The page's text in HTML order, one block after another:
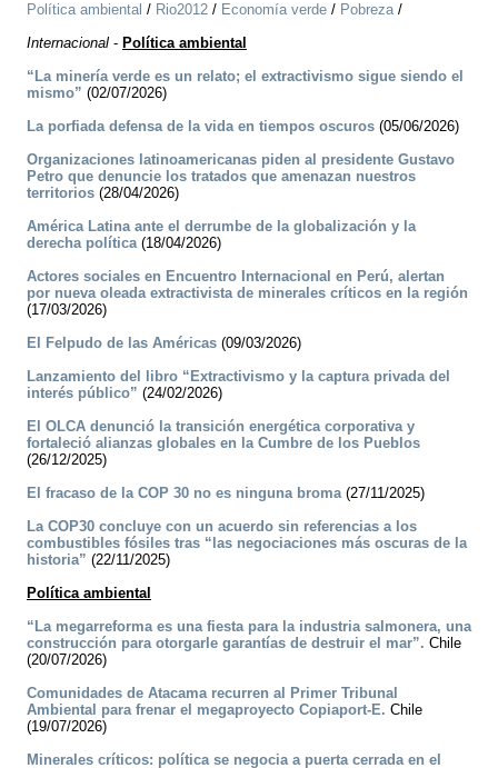
Política ambiental / Rio2012 / Economía verde / Pobreza/
Internacional - Política ambiental
“La minería verde es un relato; el extractivismo sigue siendo el
mismo” (02/07/2026)
La porfiada defensa de la vida en tiempos oscuros (05/06/2026)
Organizaciones latinoamericanas piden al presidente Gustavo
Petro que denuncie los tratados que amenazan nuestros
territorios (28/04/2026)
América Latina ante el derrumbe de la globalización y la
derecha política(18/04/2026)
Actores sociales en Encuentro Internacional en Perú, alertan
por nueva oleada extractivista de minerales críticos en la región
(17/03/2026)
El Felpudo de las Américas (09/03/2026)
Lanzamiento del libro “Extractivismo y la captura privada del
interés público” (24/02/2026)
El OLCA denunció la transición energética corporativa y
fortaleció alianzas globales en la Cumbre de los Pueblos
(26/12/2025)
El fracaso de la COP 30 no es ninguna broma(27/11/2025)
La COP30 concluye con un acuerdo sin referencias a los
combustibles fósiles tras “las negociaciones más oscuras de la
historia” (22/11/2025)
Política ambiental
“La megarreforma es una fiesta para la industria salmonera, una
construcción para otorgarle garantías de destruir el mar”. Chile
(20/07/2026)
Comunidades de Atacama recurren al Primer Tribunal
Ambiental para frenar el megaproyecto Copiaport-E. Chile
(19/07/2026)
Minerales críticos: política se negocia a puerta cerrada en el